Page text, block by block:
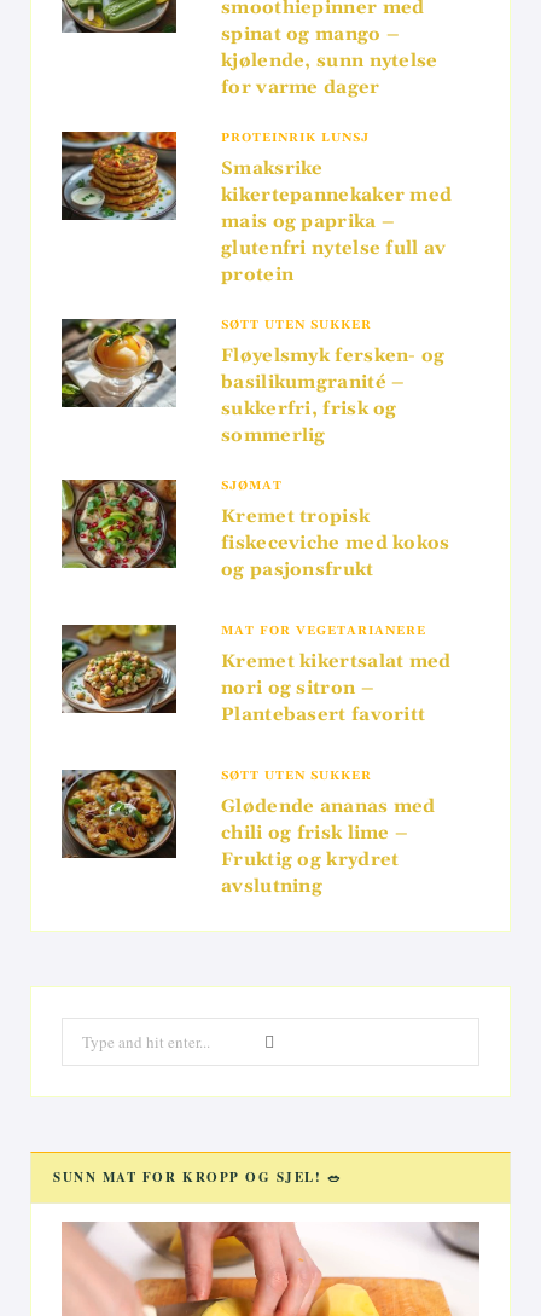
smoothiepinner med
spinat og mango –
kjølende, sunn nytelse
for varme dager
PROTEINRIK LUNSJ
Smaksrike
kikertepannekaker med
mais og paprika –
glutenfri nytelse full av
protein
SØTT UTEN SUKKER
Fløyelsmyk fersken- og
basilikumgranité –
sukkerfri, frisk og
sommerlig
SJØMAT
Kremet tropisk
fiskeceviche med kokos
og pasjonsfrukt
MAT FOR VEGETARIANERE
Kremet kikertsalat med
nori og sitron –
Plantebasert favoritt
SØTT UTEN SUKKER
Glødende ananas med
chili og frisk lime –
Fruktig og krydret
avslutning
for:
SUNN MAT FOR KROPP OG SJEL! 🥗
Videoavspiller